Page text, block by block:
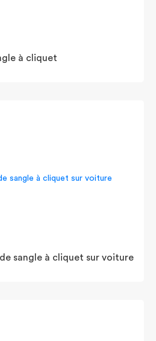
à cliquet
sangle à cliquet sur voiture